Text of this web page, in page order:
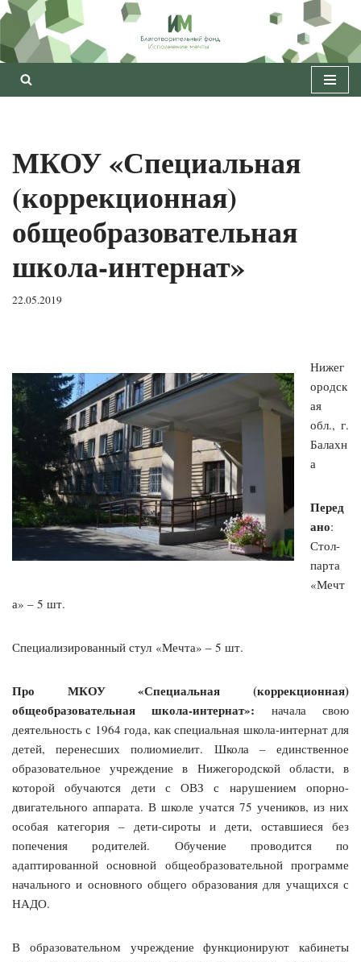
Перейти
к
содержимому
МКОУ «Специальная
(коррекционная)
общеобразовательная
школа-интернат»
22.05.2019
Нижег
ородск
ая
обл., г.
Балахн
а
Перед
ано:
Стол-
парта
«Мечт
а» – 5 шт.
Специализированный стул «Мечта» – 5 шт.
Про МКОУ «Специальная (коррекционная)
общеобразовательная школа-интернат»: начала свою
деятельность с 1964 года, как специальная школа-интернат для
детей, перенесших полиомиелит. Школа – единственное
образовательное учреждение в Нижегородской области, в
которой обучаются дети с ОВЗ с нарушением опорно-
двигательного аппарата.В школе учатся 75 учеников, из них
особая категория – дети-сироты и дети, оставшиеся без
попечения родителей. Обучение проводится по
адаптированной основной общеобразовательной программе
начального и основного общего образования для учащихся с
НАДО.
В образовательном учреждение функционируют кабинеты